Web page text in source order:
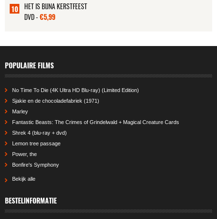
10
HET IS BIJNA KERSTFEEST
DVD -€5,99
POPULAIRE FILMS
No Time To Die (4K Ultra HD Blu-ray) (Limited Edition)
Sjakie en de chocoladefabriek (1971)
Marley
Fantastic Beasts: The Crimes of Grindelwald + Magical Creature Cards
Shrek 4 (blu-ray + dvd)
Lemon tree passage
Power, the
Bonfire's Symphony
Bekijk alle
BESTELINFORMATIE